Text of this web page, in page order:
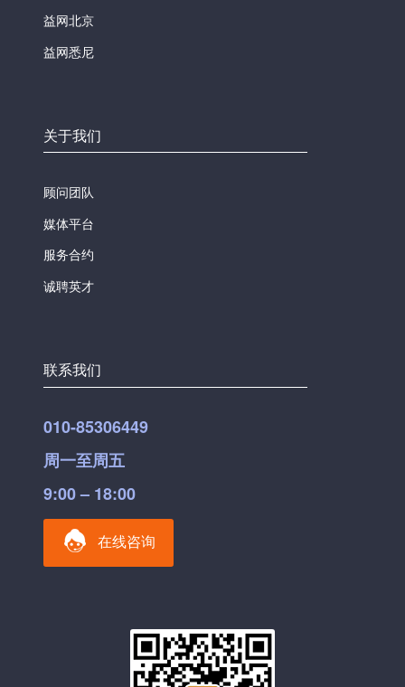
益网北京
益网悉尼
关于我们
顾问团队
媒体平台
服务合约
诚聘英才
联系我们
010-85306449
周一至周五
9:00 – 18:00
在线咨询